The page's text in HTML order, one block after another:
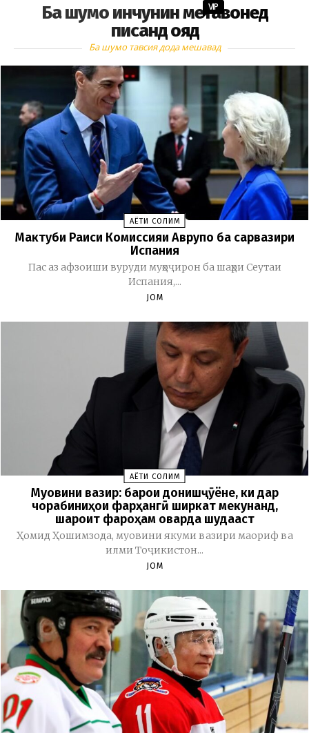
Ба шумо инчунин метавонед
писанд ояд
VIP
Ба шумо тавсия дода мешавад
ҲАЁТИ СОЛИМ
Мактуби Раиси Комиссияи Аврупо ба сарвазири
Испания
Пас аз афзоиши вуруди муҳоҷирон ба шаҳри Сеутаи
Испания,...
JOM
ҲАЁТИ СОЛИМ
Муовини вазир: барои донишҷӯёне, ки дар
чорабиниҳои фарҳангӣ ширкат мекунанд,
шароит фароҳам оварда шудааст
Ҳомид Ҳошимзода, муовини якуми вазири маориф ва
илми Тоҷикистон...
JOM